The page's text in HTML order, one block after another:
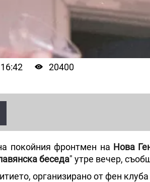
20400
покойния фронтмен на Нова
беседа" утре вечер,
организирано от фен